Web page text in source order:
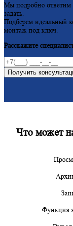
Мы подробно ответим
задать.
Подберем идеальный
монтаж под ключ.
Расскажите
Что может
Функция